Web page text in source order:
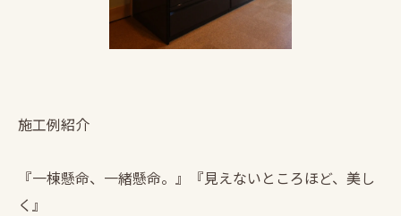
施工例紹介
『一棟懸命、一緒懸命。』『見えないところほど、美し
く』